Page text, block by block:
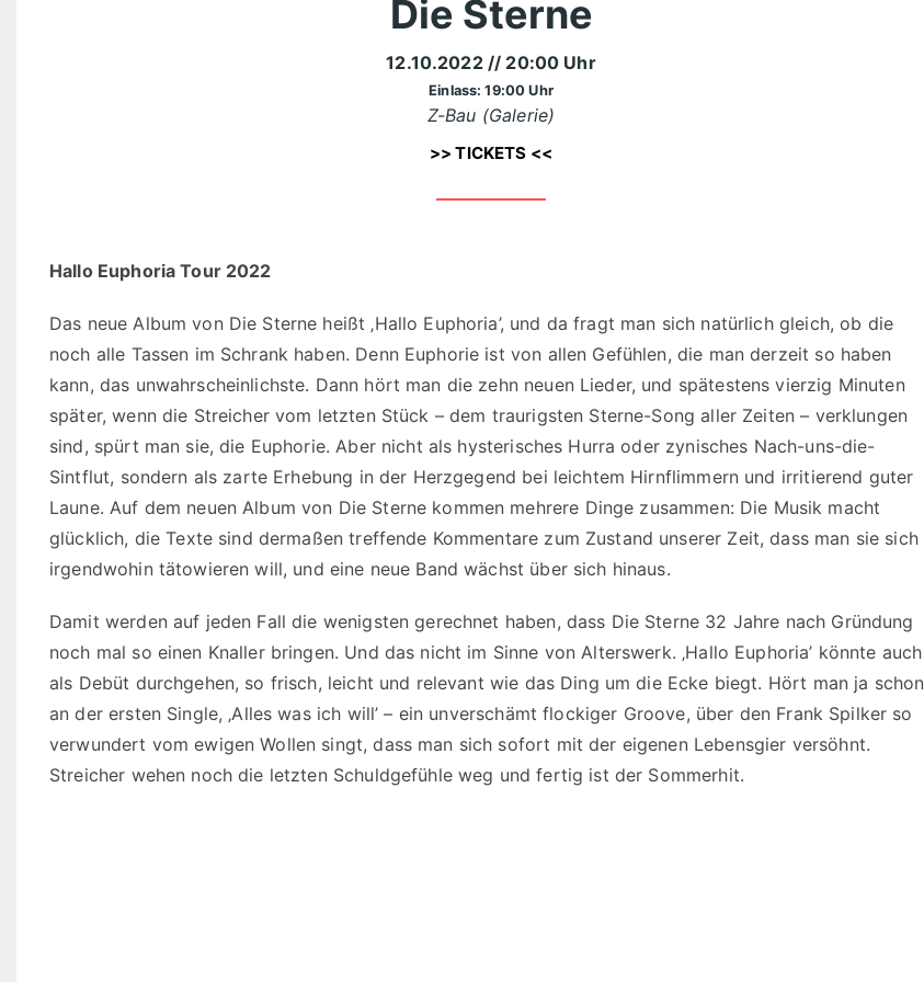
Die Sterne
12.10.2022 // 20:00 Uhr
Einlass: 19:00 Uhr
Z-Bau (Galerie)
>> TICKETS <<
Hallo Euphoria Tour 2022
Das neue Album von Die Sterne heißt ‚Hallo Euphoria’, und da fragt man sich natürlich gleich, ob die
noch alle Tassen im Schrank haben. Denn Euphorie ist von allen Gefühlen, die man derzeit so haben
kann, das unwahrscheinlichste. Dann hört man die zehn neuen Lieder, und spätestens vierzig Minuten
später, wenn die Streicher vom letzten Stück – dem traurigsten Sterne-Song aller Zeiten – verklungen
sind, spürt man sie, die Euphorie. Aber nicht als hysterisches Hurra oder zynisches Nach-uns-die-
Sintflut, sondern als zarte Erhebung in der Herzgegend bei leichtem Hirnflimmern und irritierend guter
Laune. Auf dem neuen Album von Die Sterne kommen mehrere Dinge zusammen: Die Musik macht
glücklich, die Texte sind dermaßen treffende Kommentare zum Zustand unserer Zeit, dass man sie sich
irgendwohin tätowieren will, und eine neue Band wächst über sich hinaus.
Damit werden auf jeden Fall die wenigsten gerechnet haben, dass Die Sterne 32 Jahre nach Gründung
noch mal so einen Knaller bringen. Und das nicht im Sinne von Alterswerk. ‚Hallo Euphoria’ könnte auch
als Debüt durchgehen, so frisch, leicht und relevant wie das Ding um die Ecke biegt. Hört man ja schon
an der ersten Single, ‚Alles was ich will’ – ein unverschämt flockiger Groove, über den Frank Spilker so
verwundert vom ewigen Wollen singt, dass man sich sofort mit der eigenen Lebensgier versöhnt.
Streicher wehen noch die letzten Schuldgefühle weg und fertig ist der Sommerhit.